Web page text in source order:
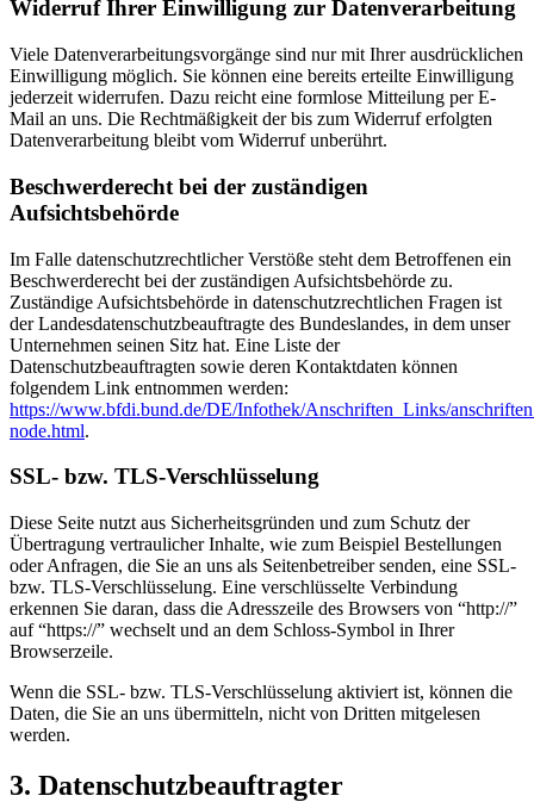
Widerruf Ihrer Einwilligung zur Datenverarbeitung
Viele Datenverarbeitungsvorgänge sind nur mit Ihrer ausdrücklichen
Einwilligung möglich. Sie können eine bereits erteilte Einwilligung
jederzeit widerrufen. Dazu reicht eine formlose Mitteilung per E-
Mail an uns. Die Rechtmäßigkeit der bis zum Widerruf erfolgten
Datenverarbeitung bleibt vom Widerruf unberührt.
Beschwerderecht bei der zuständigen
Aufsichtsbehörde
Im Falle datenschutzrechtlicher Verstöße steht dem Betroffenen ein
Beschwerderecht bei der zuständigen Aufsichtsbehörde zu.
Zuständige Aufsichtsbehörde in datenschutzrechtlichen Fragen ist
der Landesdatenschutzbeauftragte des Bundeslandes, in dem unser
Unternehmen seinen Sitz hat. Eine Liste der
Datenschutzbeauftragten sowie deren Kontaktdaten können
folgendem Link entnommen werden:
https://www.bfdi.bund.de/DE/Infothek/Anschriften_Links/
node.html.
SSL- bzw. TLS-Verschlüsselung
Diese Seite nutzt aus Sicherheitsgründen und zum Schutz der
Übertragung vertraulicher Inhalte, wie zum Beispiel Bestellungen
oder Anfragen, die Sie an uns als Seitenbetreiber senden, eine SSL-
bzw. TLS-Verschlüsselung. Eine verschlüsselte Verbindung
erkennen Sie daran, dass die Adresszeile des Browsers von “http://”
auf “https://” wechselt und an dem Schloss-Symbol in Ihrer
Browserzeile.
Wenn die SSL- bzw. TLS-Verschlüsselung aktiviert ist, können die
Daten, die Sie an uns übermitteln, nicht von Dritten mitgelesen
werden.
3. Datenschutzbeauftragter